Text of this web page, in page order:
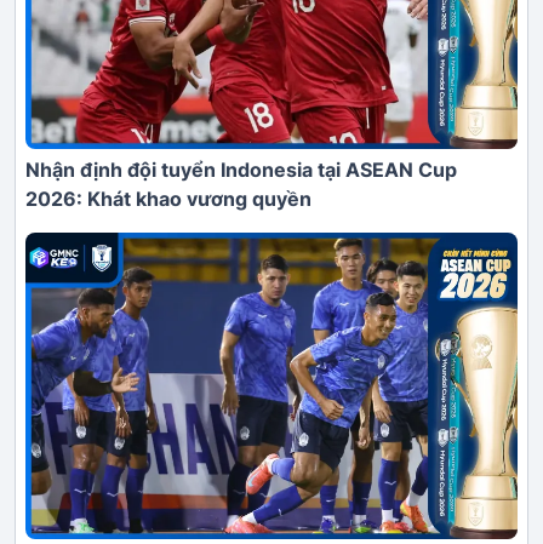
Nhận định đội tuyển Indonesia tại ASEAN Cup
2026: Khát khao vương quyền